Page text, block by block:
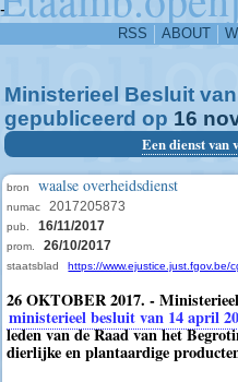
-
RSS ABOUT
Ministerieel Besluit van
gepubliceerd op 16
Een dienst van
bron waalse overheidsdienst
numac 2017205873
pub. 16/11/2017
prom. 26/10/2017
staatsblad https://www.ejustice.just.fgov.be/
26 OKTOBER 2017. -
ministerieel besluit van 14 april
leden van de Raad van het
dierlijke en plantaardige